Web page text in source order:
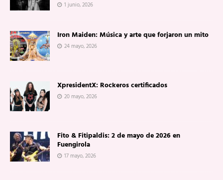
1 junio, 2026
Iron Maiden: Música y arte que forjaron un mito
24 mayo, 2026
XpresidentX: Rockeros certificados
20 mayo, 2026
Fito & Fitipaldis: 2 de mayo de 2026 en
Fuengirola
17 mayo, 2026